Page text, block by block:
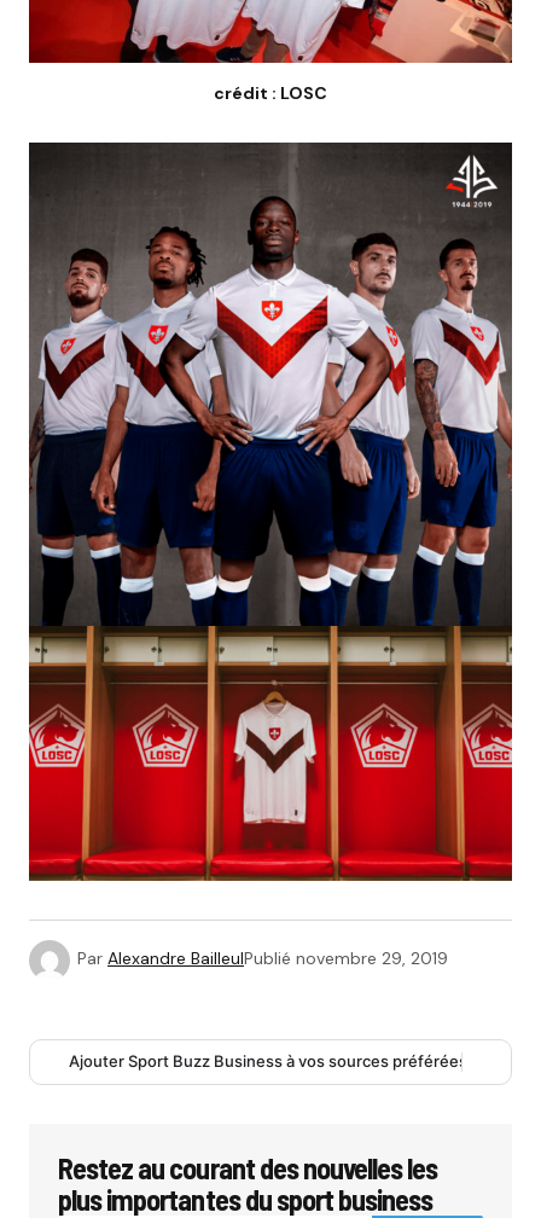
crédit : LOSC
Par Alexandre BailleulPublié novembre 29, 2019
Ajouter Sport Buzz Business à vos sources préférées
Restez au courant des nouvelles les
plus importantes du sport business